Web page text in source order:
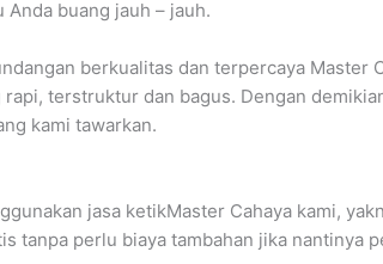
buang jauh – jauh.
berkualitas dan terpercaya Master
terstruktur dan bagus. Dengan
kami tawarkan.
jasa ketikMaster Cahaya kami,
tanpa perlu biaya tambahan jika nantinya